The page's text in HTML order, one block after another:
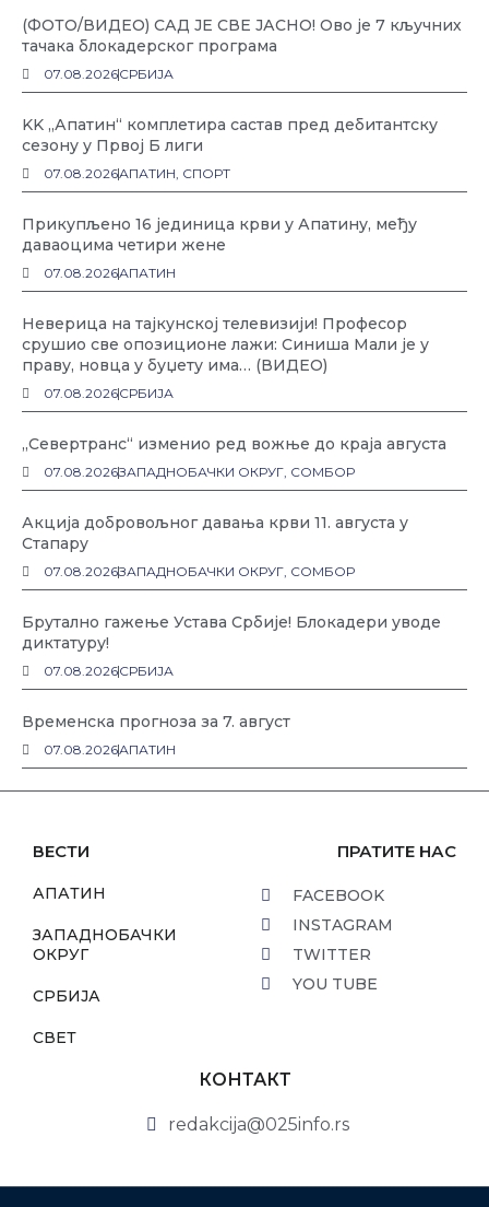
(ФОТО/ВИДЕО) САД ЈЕ СВЕ ЈАСНО! Ово је 7 кључних
тачака блокадерског програма
07.08.2026СРБИЈА
KK „Апатин“ комплетира састав пред дебитантску
сезону у Првој Б лиги
07.08.2026АПАТИН, СПОРТ
Прикупљено 16 јединица крви у Апатину, међу
даваоцима четири жене
07.08.2026АПАТИН
Неверица на тајкунској телевизији! Професор
срушио све опозиционе лажи: Синиша Мали је у
праву, новца у буџету има… (ВИДЕО)
07.08.2026СРБИЈА
„Севертранс“ изменио ред вожње до краја августа
07.08.2026ЗАПАДНОБАЧКИ ОКРУГ, СОМБОР
Акција добровољног давања крви 11. августа у
Стапару
07.08.2026ЗАПАДНОБАЧКИ ОКРУГ, СОМБОР
Брутално гажење Устава Србије! Блокадери уводе
диктатуру!
07.08.2026СРБИЈА
Временска прогноза за 7. август
07.08.2026АПАТИН
ВЕСТИ
АПАТИН
ЗАПАДНОБАЧКИ
ОКРУГ
СРБИЈА
СВЕТ
ПРАТИТЕ НАС
FACEBOOK
INSTAGRAM
TWITTER
YOU TUBE
КОНТАКТ
redakcija@025info.rs